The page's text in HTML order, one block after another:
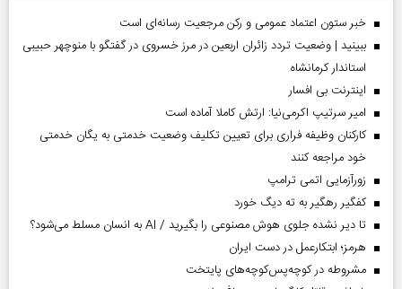
خبر ستون اعتماد عمومی و رکن مرجعیت رسانه‌ای است
ببینید | وضعیت تردد زائران اربعین در مرز خسروی در گفتگو با منوچهر حبیبی
استاندار کرمانشاه
اینترنت بی افسار
امیر سرتیپ اکرمی‌نیا: ارتش کاملا آماده است
کارکنان وظیفه فراری برای تعیین تکلیف وضعیت خدمتی به یگان خدمتی
خود مراجعه کنند
زورآزمایی اتمی ترامپ
کفگیر رهگیر به ته دیگ خورد
تا دیر نشده جلوی هوش مصنوعی را بگیرید / AI به انسان مسلط می‌شود؟
هرمز؛ ابتکارعمل در دست ایران
مشروطه در کوچه‌پس‌کوچه‌های پایتخت